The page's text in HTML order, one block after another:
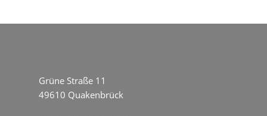
Grüne Straße 11
49610 Quakenbrück